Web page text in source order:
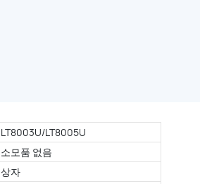
LT8003U/LT8005U
소모품 없음
상자